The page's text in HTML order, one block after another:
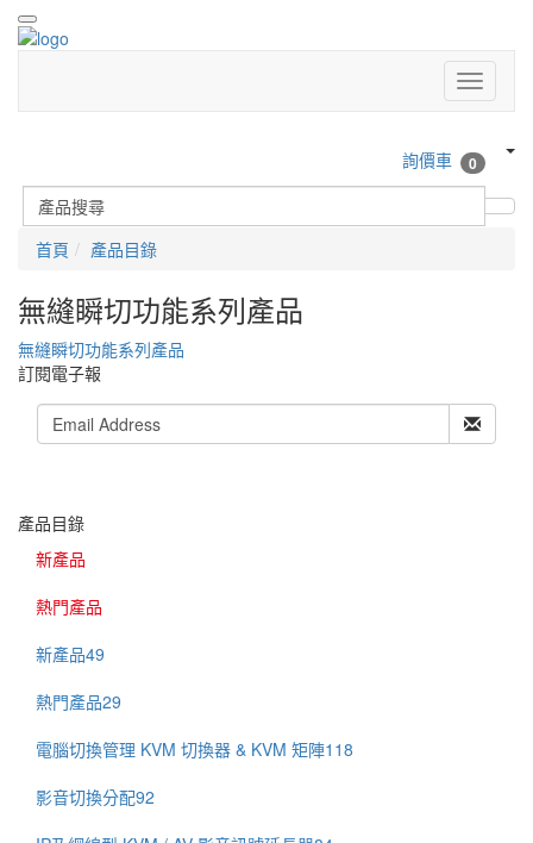
詢價車 0
首頁 產品目錄
無縫瞬切功能系列產品
無縫瞬切功能系列產品
訂閱電子報
產品目錄
新產品
熱門產品
新產品49
熱門產品29
電腦切換管理 KVM 切換器 & KVM 矩陣118
影音切換分配92